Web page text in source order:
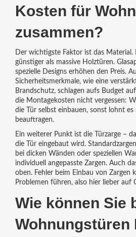
Kosten für
zusammen?
Der wichtigste Faktor ist das Material.
günstiger als massive Holztüren.
spezielle Designs erhöhen den Preis.
Sicherheitsmerkmale, wie eine
Brandschutz, schlagen aufs Budget
die Montagekosten nicht vergessen:
die Tür selbst einbauen, sonst lohnt es
beauftragen.
Ein weiterer Punkt ist die Türzarge –
die Tür eingebaut wird.
bei dicken Wänden oder speziellen
individuell angepasste Zargen. Auch
oben. Fehler beim Einbau von Zargen
Problemen führen, also hier lieber auf
Wie können Sie
Wohnungstüren